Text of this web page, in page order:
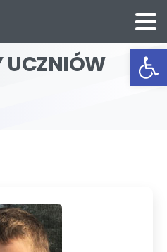
UCZNIÓW